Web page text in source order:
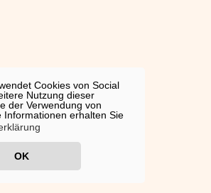
Cookies von Social
Nutzung dieser
der Verwendung von
Informationen erhalten Sie
OK